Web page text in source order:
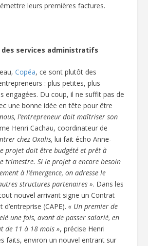
leurs premières factures.
services administratifs
Copéa, ce sont plutôt des
: plus petites, plus
engagées. Du coup, il ne suffit pas de
une bonne idée en tête pour être
l’entrepreneur doit maîtriser son
Henri Cachau, coordinateur de
chez Oxalis, lui fait écho Anne-
projet doit être budgété et prêt à
trimestre. Si le projet a encore besoin
à l’émergence, on adresse le
structures partenaires ». Dans les
nouvel arrivant signe un Contrat
d’entreprise (CAPE). « Un premier de
une fois, avant de passer salarié, en
de 11 à 18 mois », précise Henri
faits, environ un nouvel entrant sur